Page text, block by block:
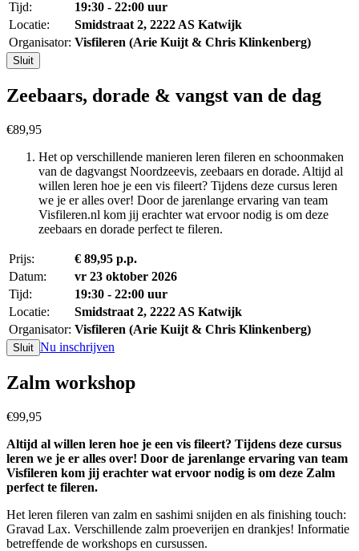
Tijd:
19:30 - 22:00 uur
Locatie:
Smidstraat 2, 2222 AS Katwijk
Organisator: Visfileren (Arie Kuijt & Chris Klinkenberg)
Sluit
Zeebaars, dorade & vangst van de dag
€89,95
Het op verschillende manieren leren fileren en schoonmaken
van de dagvangst Noordzeevis, zeebaars en dorade. Altijd al
willen leren hoe je een vis fileert? Tijdens deze cursus leren
we je er alles over! Door de jarenlange ervaring van team
Visfileren.nl kom jij erachter wat ervoor nodig is om deze
zeebaars en dorade perfect te fileren.
Prijs:
€ 89,95 p.p.
Datum:
vr 23 oktober 2026
Tijd:
19:30 - 22:00 uur
Locatie:
Smidstraat 2, 2222 AS Katwijk
Organisator: Visfileren (Arie Kuijt & Chris Klinkenberg)
Sluit Nu inschrijven
Zalm workshop
€99,95
Altijd al willen leren hoe je een vis fileert? Tijdens deze cursus
leren we je er alles over! Door de jarenlange ervaring van team
Visfileren kom jij erachter wat ervoor nodig is om deze Zalm
perfect te fileren.
Het leren fileren van zalm en sashimi snijden en als finishing touch:
Gravad Lax. Verschillende zalm proeverijen en drankjes! Informatie
betreffende de workshops en cursussen.